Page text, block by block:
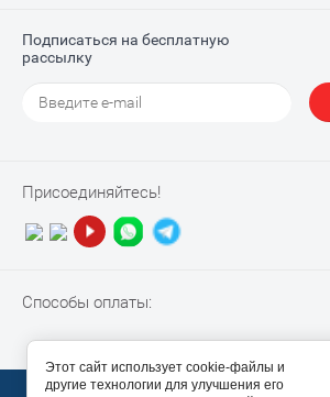
Подписаться на бесплатную
рассылку
Присоединяйтесь!
Способы оплаты:
Этот сайт использует cookie-файлы и
другие технологии для улучшения его